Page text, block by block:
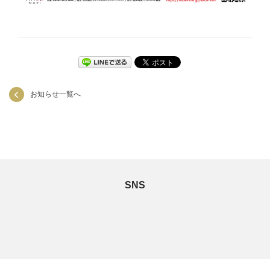
お知らせ一覧へ
SNS